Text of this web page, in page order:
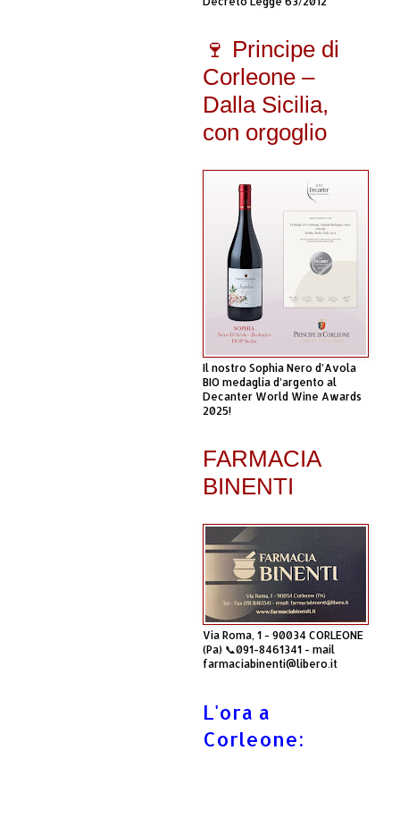
🍷 Principe di
Corleone –
Dalla Sicilia,
con orgoglio
Il nostro Sophia Nero d’Avola
BIO medaglia d’argento al
Decanter World Wine Awards
2025!
FARMACIA
BINENTI
Via Roma, 1 - 90034 CORLEONE
(Pa) 📞091-8461341 - mail
farmaciabinenti@libero.it
L'ora a
Corleone: